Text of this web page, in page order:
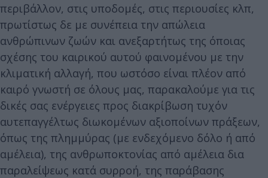
περιβάλλον, στις υποδομές, στις περιουσίες κλπ,
πρωτίστως δε με συνέπεια την απώλεια
ανθρώπινων ζωών και ανεξαρτήτως της όποιας
σχέσης του καιρικού αυτού φαινομένου με την
κλιματική αλλαγή, που ωστόσο είναι πλέον από
καιρό γνωστή σε όλους μας, παρακαλούμε για τις
δικές σας ενέργειες προς διακρίβωση τυχόν
αυτεπαγγέλτως διωκομένων αξιοποίνων πράξεων,
όπως της πλημμύρας (με ενδεχόμενο δόλο ή από
αμέλεια), της ανθρωποκτονίας από αμέλεια δια
παραλείψεως κατά συρροή, της παράβασης